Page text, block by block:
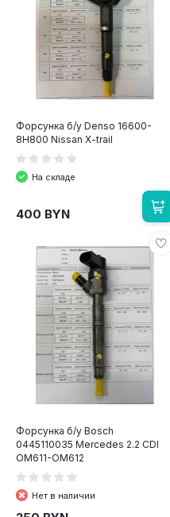
Форсунка б/у Denso 16600-
8H800 Nissan X-trail
На складе
400 BYN
Форсунка б/у Bosch
0445110035 Mercedes 2.2 CDI
OM611-OM612
Нет в наличии